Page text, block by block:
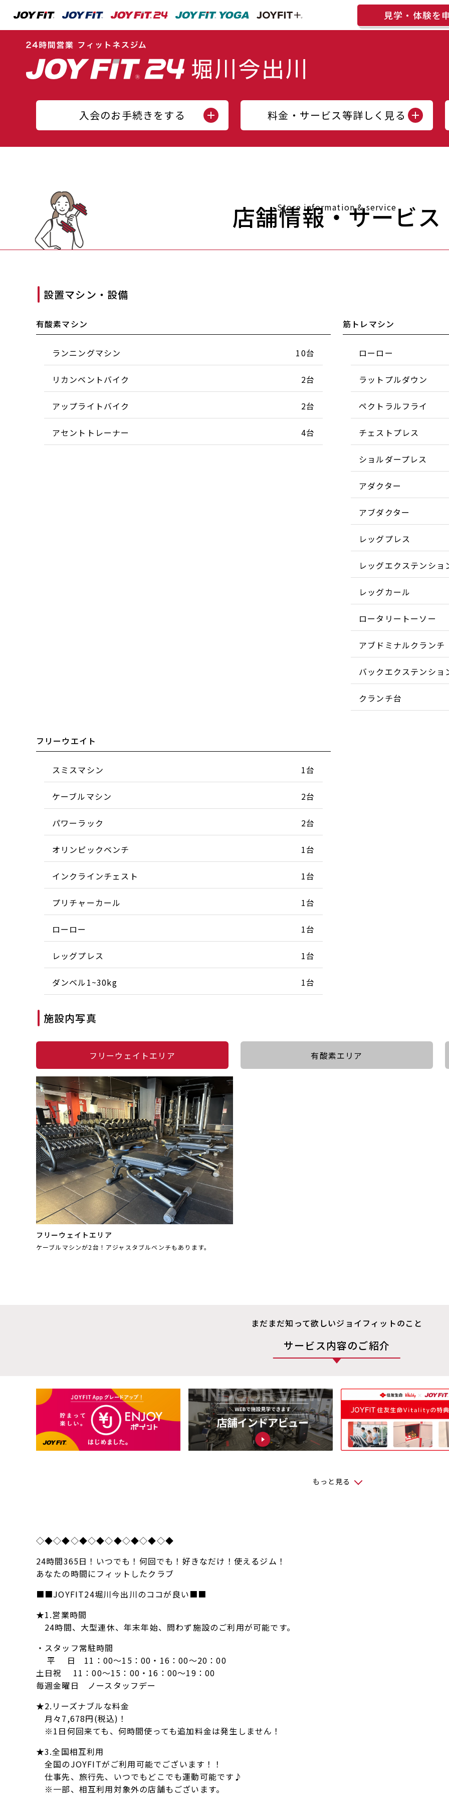
見学・体験を
入会のお手続きをする 料金・サービス等詳しく見る
Store information & service
店舗情報・サービス
設置マシン・設備
有酸素マシン
ランニングマシン 10台
リカンベントバイク 2台
アップライトバイク 2台
アセントトレーナー 4台
筋トレマシン
ローロー
ラットプルダウン
ペクトラルフライ
チェストプレス
ショルダープレス
アダクター
アブダクター
レッグプレス
レッグエクステンショ
レッグカール
ロータリートーソー
アブドミナルクランチ
バックエクステンショ
クランチ台
フリーウエイト
スミスマシン 1台
ケーブルマシン 2台
パワーラック 2台
オリンピックベンチ 1台
インクラインチェスト 1台
プリチャーカール 1台
ローロー 1台
レッグプレス 1台
ダンベル1~30kg 1台
施設内写真
フリーウェイトエリア 有酸素エリア
フリーウェイトエリア
ケーブルマシンが2台！アジャスタブルベンチもあります。
まだまだ知って欲しいジョイフィットのこと
サービス内容のご紹介
もっと見る
◇◆◇◆◇◆◇◆◇◆◇◆◇◆◇◆
24時間365日！いつでも！何回でも！好きなだけ！使えるジム！
あなたの時間にフィットしたクラブ
■■JOYFIT24堀川今出川のココが良い■■
★1.営業時間
24時間、大型連休、年末年始、問わず施設のご利用が可能です。
・スタッフ常駐時間
平 日 11：00～15：00・16：00～20：00
土日祝 11：00～15：00・16：00～19：00
毎週金曜日 ノースタッフデー
★2.リーズナブルな料金
月々7,678円(税込)！
※1日何回来ても、何時間使っても追加料金は発生しません！
★3.全国相互利用
全国のJOYFITがご利用可能でございます！！
仕事先、旅行先、いつでもどこでも運動可能です♪
※一部、相互利用対象外の店舗もございます。